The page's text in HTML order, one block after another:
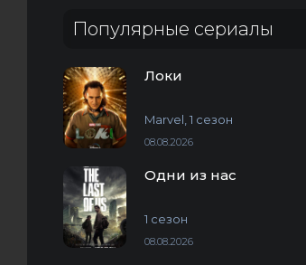
Популярные сериалы
Локи
Marvel, 1 сезон
08.08.2026
Одни из нас
1 сезон
08.08.2026